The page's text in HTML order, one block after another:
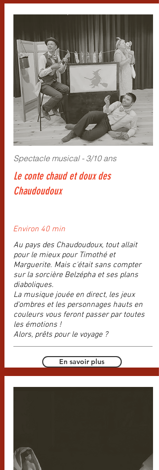
Spectacle musical - 3/10 ans
Le conte chaud et doux des
Chaudoudoux
Environ 40 min
Au pays des Chaudoudoux, tout allait
pour le mieux pour Timothé et
Marguerite. Mais c'était sans compter
sur la sorcière Belzépha et ses plans
diaboliques.
La musique jouée en direct, les jeux
d'ombres et les personnages hauts en
couleurs vous feront passer par toutes
les émotions !
Alors, prêts pour le voyage ?
En savoir plus